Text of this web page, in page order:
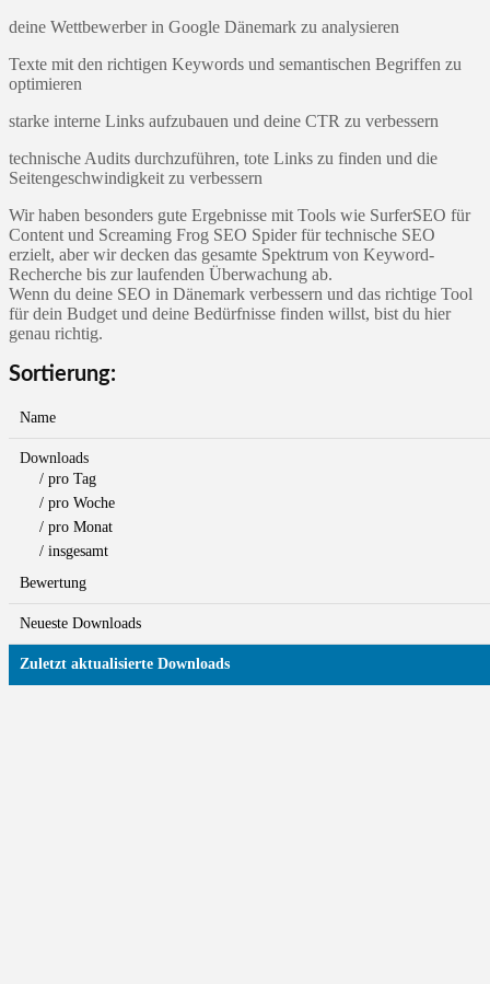
deine Wettbewerber in Google Dänemark zu analysieren
Texte mit den richtigen Keywords und semantischen Begriffen zu
optimieren
starke interne Links aufzubauen und deine CTR zu verbessern
technische Audits durchzuführen, tote Links zu finden und die
Seitengeschwindigkeit zu verbessern
Wir haben besonders gute Ergebnisse mit Tools wie SurferSEO für
Content und Screaming Frog SEO Spider für technische SEO
erzielt, aber wir decken das gesamte Spektrum von Keyword-
Recherche bis zur laufenden Überwachung ab.
Wenn du deine SEO in Dänemark verbessern und das richtige Tool
für dein Budget und deine Bedürfnisse finden willst, bist du hier
genau richtig.
Sortierung:
Name
Downloads
/ pro Tag
/ pro Woche
/ pro Monat
/ insgesamt
Bewertung
Neueste Downloads
Zuletzt aktualisierte Downloads